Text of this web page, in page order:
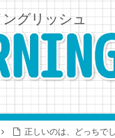
グリッシュ
正しいのは、どっちで